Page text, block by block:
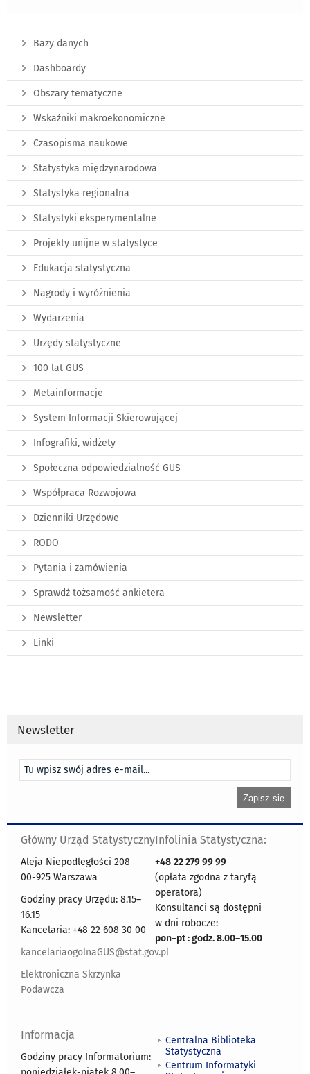
Bazy danych
Dashboardy
Obszary tematyczne
Wskaźniki makroekonomiczne
Czasopisma naukowe
Statystyka międzynarodowa
Statystyka regionalna
Statystyki eksperymentalne
Projekty unijne w statystyce
Edukacja statystyczna
Nagrody i wyróżnienia
Wydarzenia
Urzędy statystyczne
100 lat GUS
Metainformacje
System Informacji Skierowującej
Infografiki, widżety
Społeczna odpowiedzialność GUS
Współpraca Rozwojowa
Dzienniki Urzędowe
RODO
Pytania i zamówienia
Sprawdź tożsamość ankietera
Newsletter
Linki
Newsletter
Główny Urząd Statystyczny
Aleja Niepodległości 208
00-925 Warszawa
Godziny pracy Urzędu: 8.15–
16.15
Kancelaria: +48 22 608 30 00
kancelariaogolnaGUS@stat.gov.pl
Elektroniczna Skrzynka
Podawcza
Infolinia Statystyczna:
+48 22 279 99 99
(opłata zgodna z taryfą
operatora)
Konsultanci są dostępni
w dni robocze:
pon–pt : godz. 8.00–15.00
Informacja
Godziny pracy Informatorium:
Centralna Biblioteka
Statystyczna
Centrum Informatyki